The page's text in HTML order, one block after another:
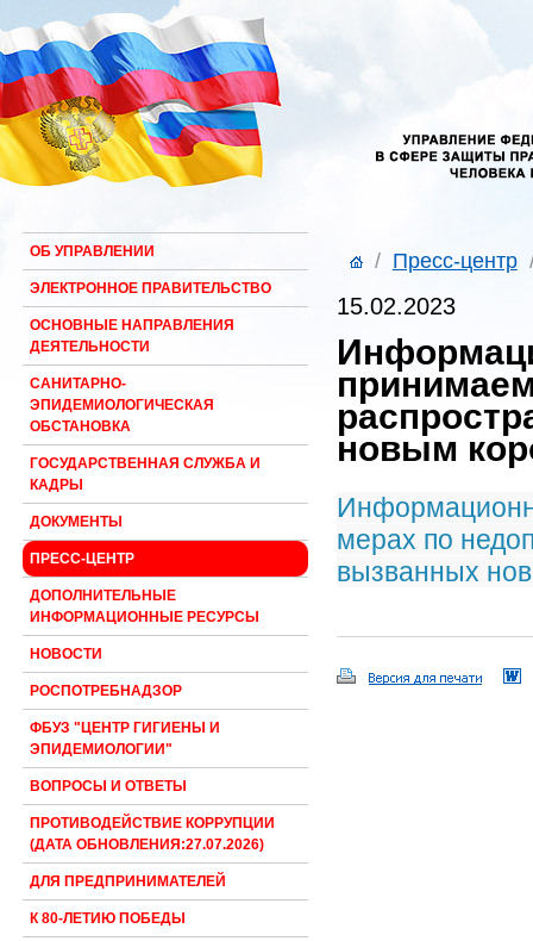
ОБ УПРАВЛЕНИИ
ЭЛЕКТРОННОЕ ПРАВИТЕЛЬСТВО
ОСНОВНЫЕ НАПРАВЛЕНИЯ
ДЕЯТЕЛЬНОСТИ
САНИТАРНО-
ЭПИДЕМИОЛОГИЧЕСКАЯ
ОБСТАНОВКА
ГОСУДАРСТВЕННАЯ СЛУЖБА И
КАДРЫ
ДОКУМЕНТЫ
ПРЕСС-ЦЕНТР
ДОПОЛНИТЕЛЬНЫЕ
ИНФОРМАЦИОННЫЕ РЕСУРСЫ
НОВОСТИ
РОСПОТРЕБНАДЗОР
ФБУЗ "ЦЕНТР ГИГИЕНЫ И
ЭПИДЕМИОЛОГИИ"
ВОПРОСЫ И ОТВЕТЫ
ПРОТИВОДЕЙСТВИЕ КОРРУПЦИИ
(ДАТА ОБНОВЛЕНИЯ:27.07.2026)
ДЛЯ ПРЕДПРИНИМАТЕЛЕЙ
К 80-ЛЕТИЮ ПОБЕДЫ
/ Пресс-центр
15.02.2023
новым
мерах по
вызванных